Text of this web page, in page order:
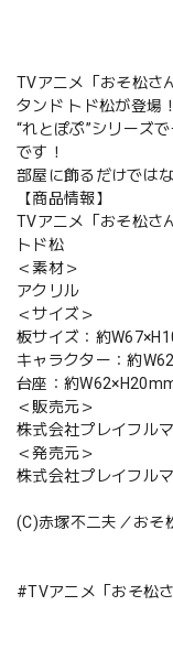
TVアニメ「おそ松さ
タンド トド松が登場！
“れとぽぷ”シリーズ
です！
部屋に飾るだけでは
【商品情報】
TVアニメ「おそ松さ
トド松
＜素材＞
アクリル
＜サイズ＞
板サイズ：約
キャラクター：約
台座：約
＜販売元＞
株式会社プレイフル
＜発売元＞
株式会社プレイフル
(C)赤塚不二夫／おそ
#TVアニメ「おそ松さ